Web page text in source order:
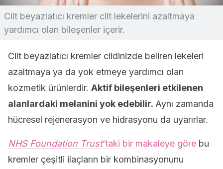
Cilt beyazlatıcı kremler cilt lekelerini azaltmaya
yardımcı olan bileşenler içerir.
Cilt beyazlatıcı kremler cildinizde beliren lekeleri
azaltmaya ya da yok etmeye yardımcı olan
kozmetik ürünlerdir. Aktif bileşenleri etkilenen
alanlardaki melanini yok edebilir. Aynı zamanda
hücresel rejenerasyon ve hidrasyonu da uyarırlar.
NHS Foundation Trust‘taki bir makaleye göre bu
kremler çeşitli ilaçların bir kombinasyonunu